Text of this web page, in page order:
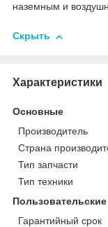
наземным и
Скрыть
Характеристики
Основные
Производитель
Страна
Тип запчасти
Тип техники
Гарантийный срок